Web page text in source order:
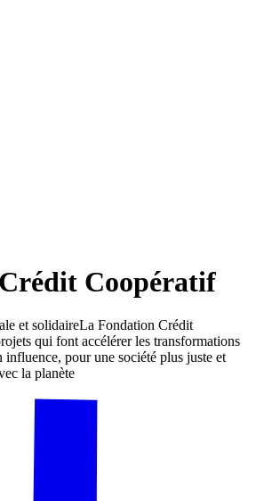
Coopératif
et solidaireLa Fondation Crédit
qui font accélérer les transformations
influence, pour une société plus juste et
la planète